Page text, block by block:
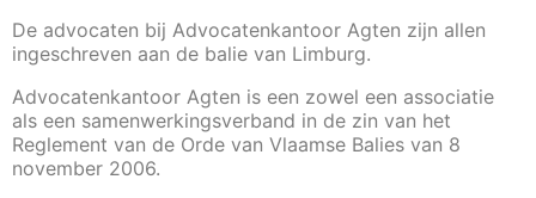
De advocaten bij Advocatenkantoor Agten zijn allen
ingeschreven aan de balie van Limburg.
Advocatenkantoor Agten is een zowel een associatie
als een samenwerkingsverband in de zin van het
Reglement van de Orde van Vlaamse Balies van 8
november 2006.